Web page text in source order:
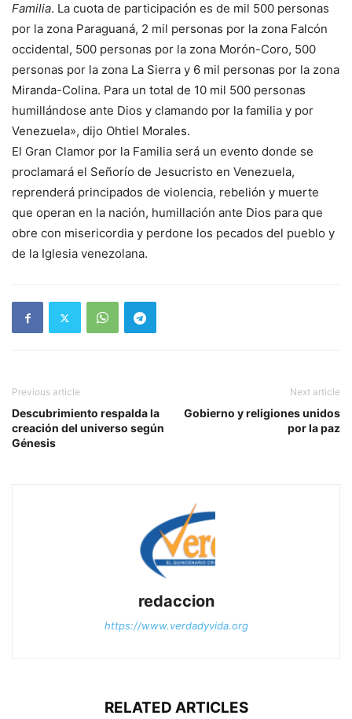
Familia. La cuota de participación es de mil 500 personas
por la zona Paraguaná, 2 mil personas por la zona Falcón
occidental, 500 personas por la zona Morón-Coro, 500
personas por la zona La Sierra y 6 mil personas por la zona
Miranda-Colina. Para un total de 10 mil 500 personas
humillándose ante Dios y clamando por la familia y por
Venezuela», dijo Ohtiel Morales.
El Gran Clamor por la Familia será un evento donde se
proclamará el Señorío de Jesucristo en Venezuela,
reprenderá principados de violencia, rebelión y muerte
que operan en la nación, humillación ante Dios para que
obre con misericordia y perdone los pecados del pueblo y
de la Iglesia venezolana.
Previous article
Descubrimiento respalda la
creación del universo según
Génesis
Next article
Gobierno y religiones unidos
por la paz
redaccion
https://www.verdadyvida.org
RELATED ARTICLES